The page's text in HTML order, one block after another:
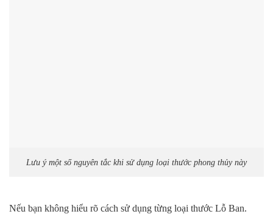
Lưu ý một số nguyên tắc khi sử dụng loại thước phong thủy này
Nếu bạn không hiểu rõ cách sử dụng từng loại thước Lỗ Ban.